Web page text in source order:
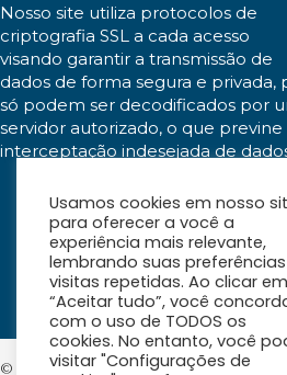
Nosso site utiliza protocolos de
criptografia SSL a cada acesso
visando garantir a transmissão de
dados de forma segura e privada,
só podem ser decodificados por
servidor autorizado, o que previne
interceptação indesejada de
© Equipo Instrumentos de Medição.
Usamos cookies em nosso
para oferecer a você a
experiência mais relevante,
lembrando suas
visitas repetidas. Ao clicar em
“Aceitar tudo”, você
com o uso de TODOS os
cookies. No entanto, você
visitar "Configurações de